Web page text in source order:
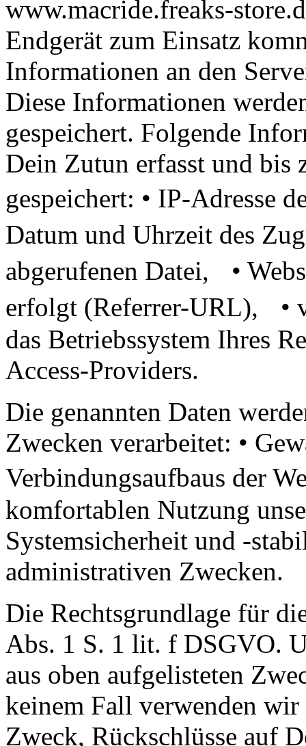
www.macride.freaks-
Endgerät zum Einsatz
Informationen an den
Diese Informationen
gespeichert. Folgende
Dein Zutun erfasst und bis
gespeichert: • IP-Adresse
Datum und Uhrzeit des
abgerufenen Datei, •
erfolgt (Referrer-URL), •
das Betriebssystem Ihres
Access-Providers.
Die genannten Daten
Zwecken verarbeitet: •
Verbindungsaufbaus der
komfortablen Nutzung
Systemsicherheit und -
administrativen Zwecken.
Die Rechtsgrundlage für
Abs. 1 S. 1 lit. f DSGVO.
aus oben aufgelisteten
keinem Fall verwenden wir
Zweck, Rückschlüsse auf